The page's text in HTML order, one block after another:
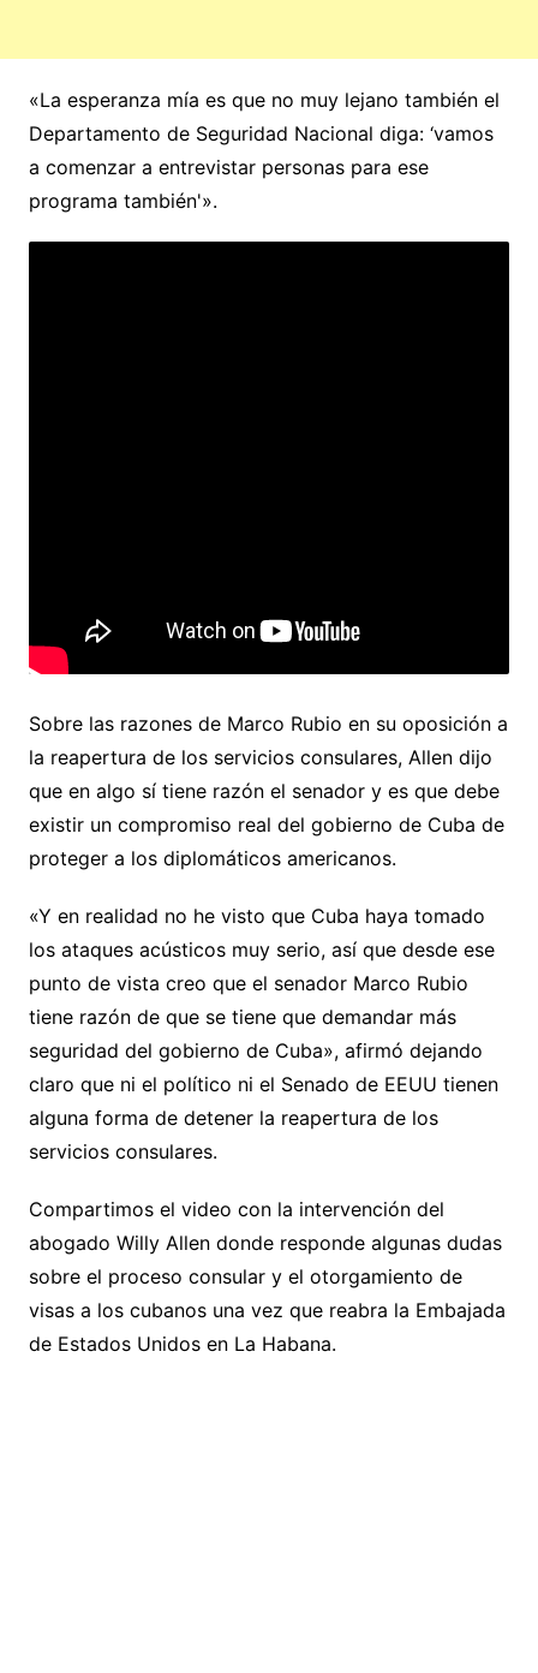
«La esperanza mía es que no muy lejano también el
Departamento de Seguridad Nacional diga: ‘vamos
a comenzar a entrevistar personas para ese
programa también'».
Sobre las razones de Marco Rubio en su oposición a
la reapertura de los servicios consulares, Allen dijo
que en algo sí tiene razón el senador y es que debe
existir un compromiso real del gobierno de Cuba de
proteger a los diplomáticos americanos.
«Y en realidad no he visto que Cuba haya tomado
los ataques acústicos muy serio, así que desde ese
punto de vista creo que el senador Marco Rubio
tiene razón de que se tiene que demandar más
seguridad del gobierno de Cuba», afirmó dejando
claro que ni el político ni el Senado de EEUU tienen
alguna forma de detener la reapertura de los
servicios consulares.
Compartimos el video con la intervención del
abogado Willy Allen donde responde algunas dudas
sobre el proceso consular y el otorgamiento de
visas a los cubanos una vez que reabra la Embajada
de Estados Unidos en La Habana.